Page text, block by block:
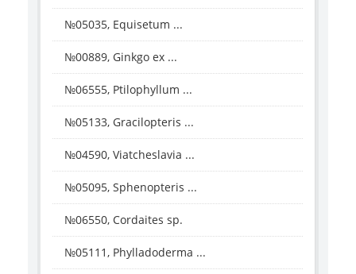
№05035, Equisetum ...
№00889, Ginkgo ex ...
№06555, Ptilophyllum ...
№05133, Gracilopteris ...
№04590, Viatcheslavia ...
№05095, Sphenopteris ...
№06550, Cordaites sp.
№05111, Phylladoderma ...